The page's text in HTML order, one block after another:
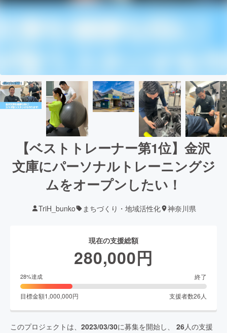
【ベストトレーナー第1位】金沢
文庫にパーソナルトレーニングジ
ムをオープンしたい！
TriH_bunko まちづくり・地域活性化 神奈川県
現在の支援総額
280,000円
28%達成 終了
目標金額1,000,000円 支援者数26 人
このプロジェクトは、 2023/03/30に募集を開始し、 26人の支援